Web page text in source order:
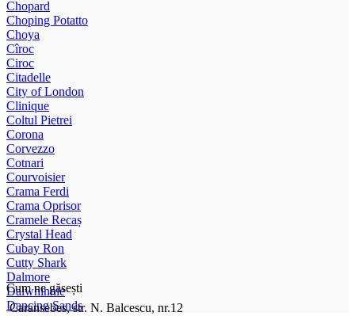
Chopard
Choping Potatto
Choya
Cîroc
Ciroc
Citadelle
City of London
Clinique
Coltul Pietrei
Corona
Corvezzo
Cotnari
Courvoisier
Crama Ferdi
Crama Oprisor
Cramele Recaș
Crystal Head
Cubay Ron
Cutty Shark
Dalmore
Dalwhinnie
Dancing Sands
Cum ne găsești
Caransebes, str. N. Balcescu, nr.12